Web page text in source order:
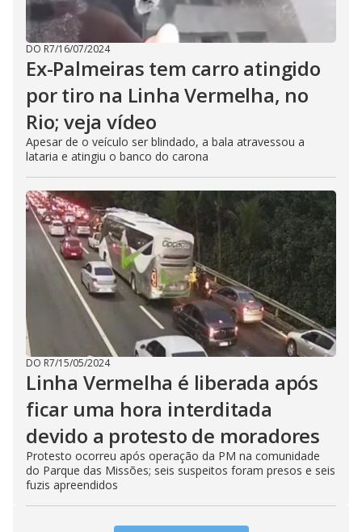
DO R7/16/07/2024
Ex-Palmeiras tem carro atingido
por tiro na Linha Vermelha, no
Rio; veja vídeo
Apesar de o veículo ser blindado, a bala atravessou a
lataria e atingiu o banco do carona
DO R7/15/05/2024
Linha Vermelha é liberada após
ficar uma hora interditada
devido a protesto de moradores
Protesto ocorreu após operação da PM na comunidade
do Parque das Missões; seis suspeitos foram presos e seis
fuzis apreendidos